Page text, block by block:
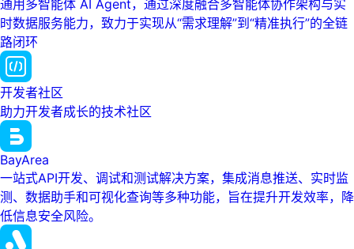
通用多智能体 AI Agent，通过深度融合多智能体协作架构与实
时数据服务能力，致力于实现从“需求理解”到“精准执行”的全链
路闭环
开发者社区
助力开发者成长的技术社区
BayArea
一站式API开发、调试和测试解决方案，集成消息推送、实时监
测、数据助手和可视化查询等多种功能，旨在提升开发效率，降
低信息安全风险。